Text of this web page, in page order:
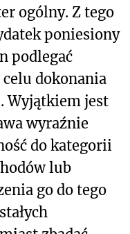
ogólny. Z tego
poniesiony
podlegać
dokonania
Wyjątkiem jest
wyraźnie
do kategorii
lub
go do tego